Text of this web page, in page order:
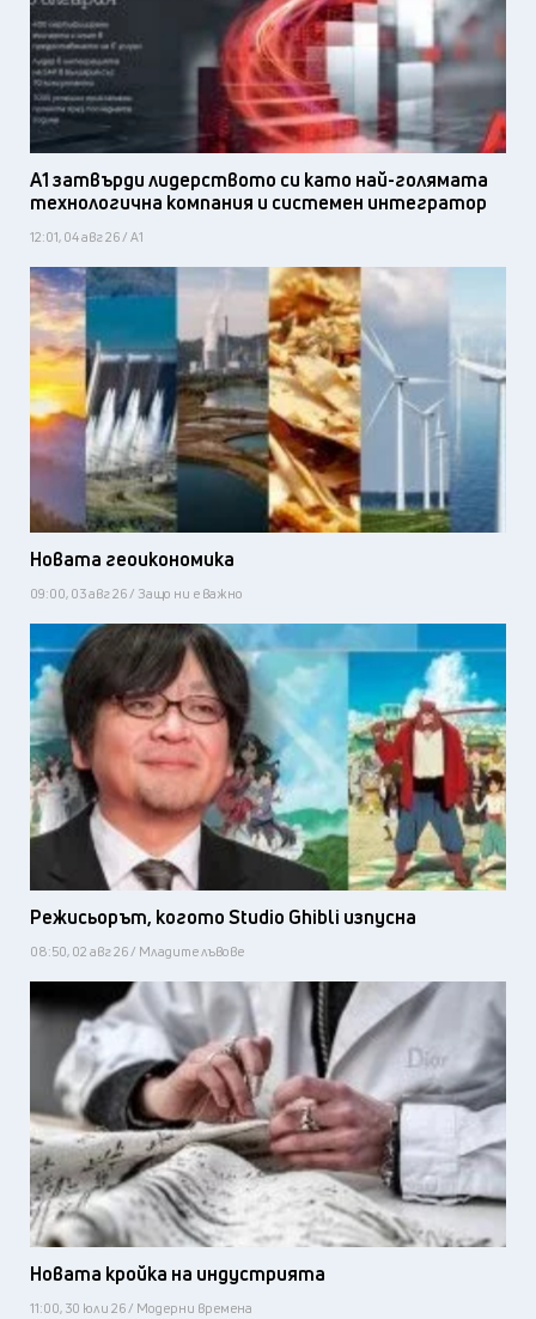
А1 затвърди лидерството си като най-голямата
технологична компания и системен интегратор
12:01, 04 авг 26 / А1
Новата геоикономика
09:00, 03 авг 26 / Защо ни е важно
Режисьорът, когото Studio Ghibli изпусна
08:50, 02 авг 26 / Младите лъвове
Новата кройка на индустрията
11:00, 30 юли 26 / Модерни времена